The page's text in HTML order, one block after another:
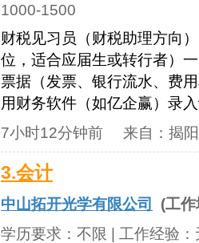
1000-1500
财税见习员（财税助理方向
位，适合应届生或转行者）
票据（发票、银行流水、费
用财务软件（如亿企赢）录
7小时12分钟前 来自： 揭
3.会计
中山拓开光学有限公司
(工
学历要求： 不限 | 工作经验：